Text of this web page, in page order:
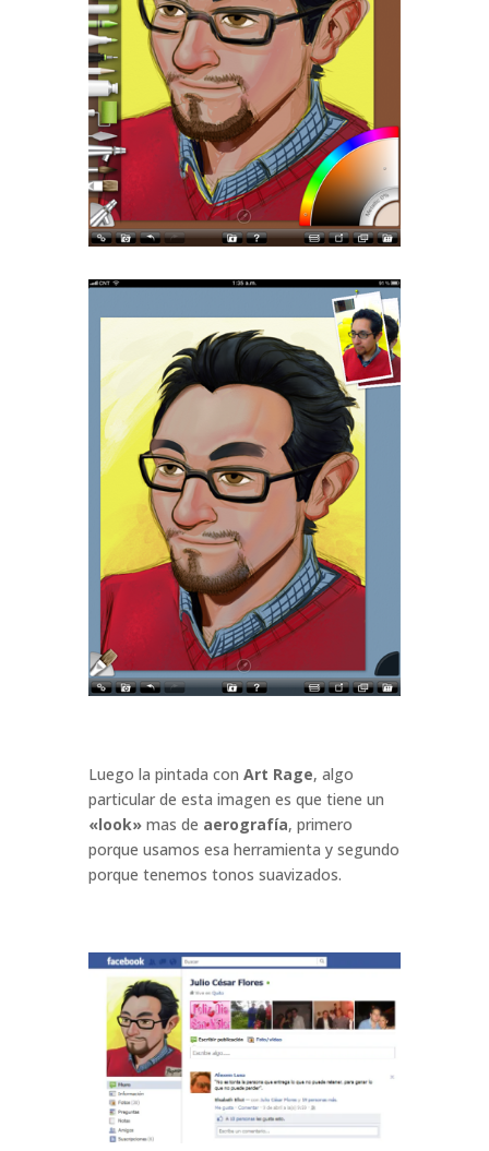
Luego la pintada con Art Rage, algo
particular de esta imagen es que tiene un
«look»mas de aerografía, primero
porque usamos esa herramienta y segundo
porque tenemos tonos suavizados.